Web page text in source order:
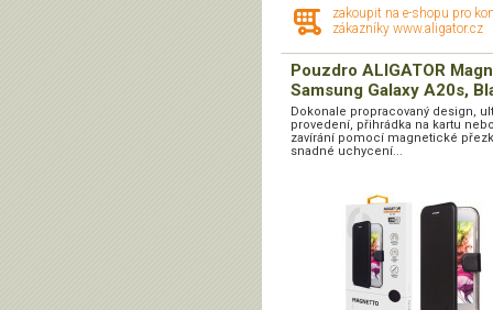
zakoupit na e-shopu pro
zákazníky www.aligator.cz
Pouzdro ALIGATOR
Samsung Galaxy A20s,
Dokonale propracovaný design,
provedení, přihrádka na kartu
zavírání pomocí magnetické
snadné uchycení...